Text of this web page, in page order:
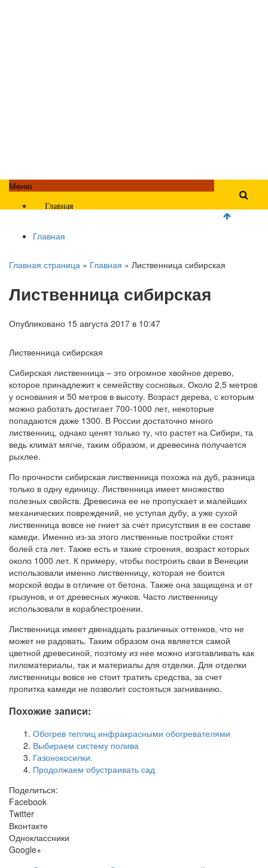
Меню
Главная
Главная
Главная страница » Главная » Лиственница сибирская
Лиственница сибирская
Опубликовано 15 августа 2017 в 10:47
Лиственница сибирская
Сибирская лиственница – это огромное хвойное дерево,
которое принадлежит к семейству сосновых. Около 2,5 метров
у основания и 50 метров в высоту. Возраст дерева, с которым
можно работать достигает 700-1000 лет, некоторые
попадаются даже 1300. В России достаточно много
лиственниц, однако ценят только ту, что растет на Сибири, та
ведь климат мягче, таким образом, и древесина получается
рыхлее.
По прочности сибирская лиственница похожа на дуб, разница
только в одну единицу. Лиственница имеет множество
полезных свойств. Древесина ее не пропускает и малейших
механических повреждений, не уступая дубу, а уже сухой
лиственница вовсе не гниет за счет присутствия в ее составе
камеди. Именно из-за этого лиственные постройки стоят
болей ста лет. Также есть и такие строения, возраст которых
около 1000 лет. К примеру, чтобы построить сваи в Венеции
использовали именно лиственницу, которая не боится
морской воды в отличие от бетона. Также она защищена и от
грызунов, и от древесных жучков. Часто лиственницу
использовали в кораблестроении.
Лиственница имеет двенадцать различных оттенков, что не
может не радовать. Таким образом она является самой
цветной древесиной, поэтому из нее можно изготавливать как
пиломатериалы, так и материалы для отделки. Для отделки
лиственницы вовсе не стоит тратить средства, за счет
пропитка камеди не позволит состояться загниванию.
Похожие записи:
Обогрев теплиц инфракрасными обогревателями
Выбираем систему полива
Газонокосилки.
Продолжаем обустраивать сад
Поделиться:
Facebook
Twitter
Вконтакте
Одноклассники
Google+